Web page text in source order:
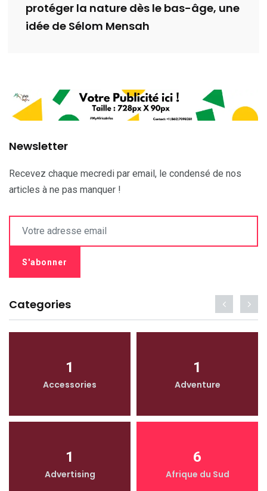
protéger la nature dès le bas-âge, une
idée de Sélom Mensah
Newsletter
Recevez chaque mecredi par email, le condensé de nos
articles à ne pas manquer !
Categories
1
Accessories
1
Adventure
1
Advertising
6
Afrique du Sud